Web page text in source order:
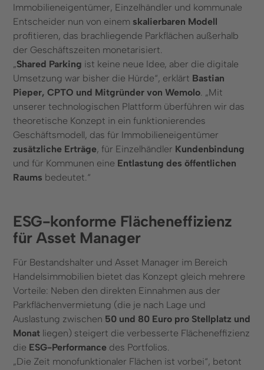
Immobilieneigentümer, Einzelhändler und kommunale
Entscheider nun von einem skalierbaren Modell
profitieren, das brachliegende Parkflächen außerhalb
der Geschäftszeiten monetarisiert.
„Shared Parking ist keine neue Idee, aber die digitale
Umsetzung war bisher die Hürde“, erklärt Bastian
Pieper, CPTO und Mitgründer von Wemolo. „Mit
unserer technologischen Plattform überführen wir das
theoretische Konzept in ein funktionierendes
Geschäftsmodell, das für Immobilieneigentümer
zusätzliche Erträge, für Einzelhändler Kundenbindung
und für Kommunen eine Entlastung des öffentlichen
Raums bedeutet.“
ESG-konforme Flächeneffizienz
für Asset Manager
Für Bestandshalter und Asset Manager im Bereich
Handelsimmobilien bietet das Konzept gleich mehrere
Vorteile: Neben den direkten Einnahmen aus der
Parkflächenvermietung (die je nach Lage und
Auslastung zwischen 50 und 80 Euro pro Stellplatz und
Monat liegen) steigert die verbesserte Flächeneffizienz
die ESG-Performance des Portfolios.
„Die Zeit monofunktionaler Flächen ist vorbei“, betont
Datenschutz Impressum
© 2025 Wemolo GmbH